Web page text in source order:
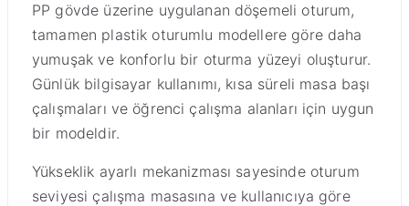
PP gövde üzerine uygulanan döşemeli oturum,
tamamen plastik oturumlu modellere göre daha
yumuşak ve konforlu bir oturma yüzeyi oluşturur.
Günlük bilgisayar kullanımı, kısa süreli masa başı
çalışmaları ve öğrenci çalışma alanları için uygun
bir modeldir.
Yükseklik ayarlı mekanizması sayesinde oturum
seviyesi çalışma masasına ve kullanıcıya göre